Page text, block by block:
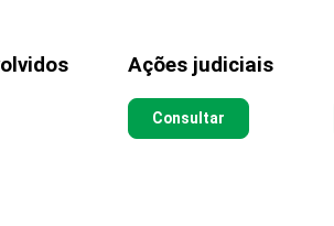
Ações judiciais
Consultar